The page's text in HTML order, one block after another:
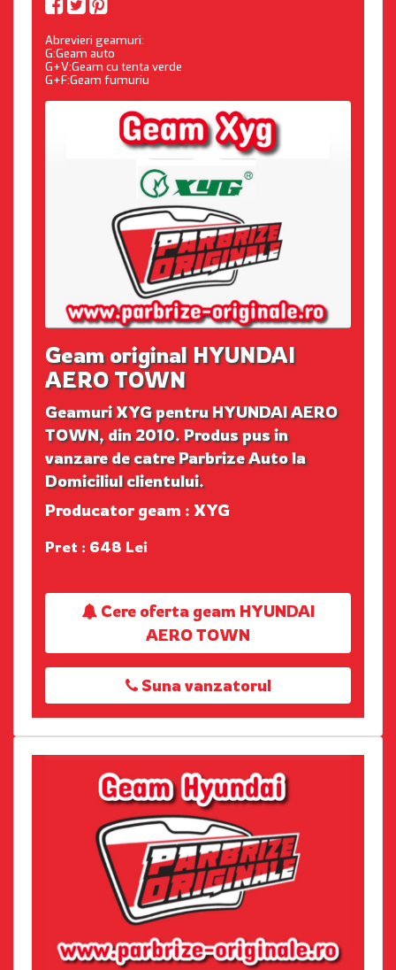
Abrevieri geamuri:
G:Geam auto
G+V:Geam cu tenta verde
G+F:Geam fumuriu
Geam original HYUNDAI
AERO TOWN
Geamuri XYG pentru HYUNDAI AERO
TOWN, din 2010. Produs pus in
vanzare de catre Parbrize Auto la
Domiciliul clientului.
Producator geam : XYG
Pret : 648 Lei
Cere oferta geam HYUNDAI
AERO TOWN
Suna vanzatorul